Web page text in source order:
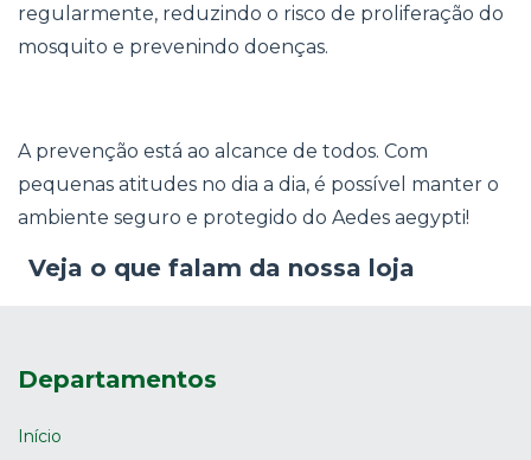
regularmente, reduzindo o risco de proliferação do
mosquito e prevenindo doenças.
A prevenção está ao alcance de todos. Com
pequenas atitudes no dia a dia, é possível manter o
ambiente seguro e protegido do Aedes aegypti!
Veja o que falam da nossa loja
Departamentos
Início